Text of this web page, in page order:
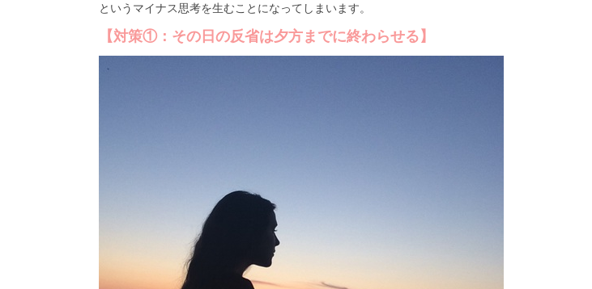
というマイナス思考を生むことになってしまいます。
【対策①：その日の反省は夕方までに終わらせる】